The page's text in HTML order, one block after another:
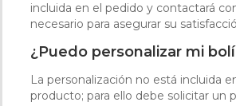
incluida en el pedido y contactará
necesario para asegurar su
¿Puedo personalizar mi
La personalización no está incluida
producto; para ello debe solicitar un